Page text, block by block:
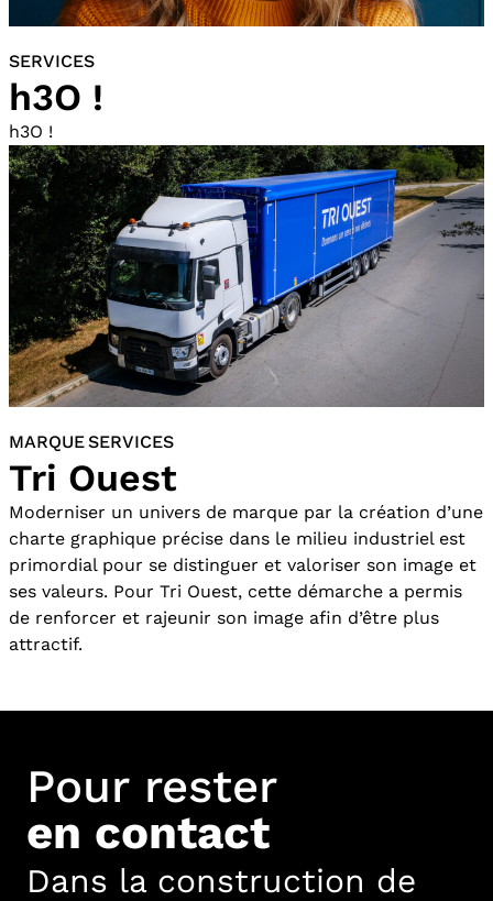
SERVICES
h3O !
h3O !
MARQUE SERVICES
Tri Ouest
Moderniser un univers de marque par la création d’une
charte graphique précise dans le milieu industriel est
primordial pour se distinguer et valoriser son image et
ses valeurs. Pour Tri Ouest, cette démarche a permis
de renforcer et rajeunir son image afin d’être plus
attractif.
Pour rester
en contact
Dans la construction de